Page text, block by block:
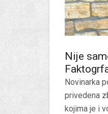
Nije
Novinarka
privedena
kojima je i